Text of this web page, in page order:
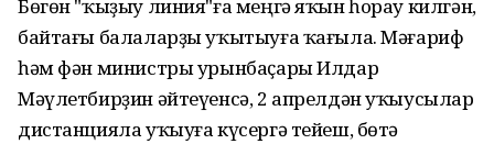
Бөгөн "ҡыҙыу линия"ға меңгә яҡын һорау килгән,
байтағы балаларҙы уҡытыуға ҡағыла. Мәғариф
һәм фән министры урынбаҫары Илдар
Мәүлетбирҙин әйтеүенсә, 2 апрелдән уҡыусылар
дистанцияла уҡыуға күсергә тейеш, бөтә